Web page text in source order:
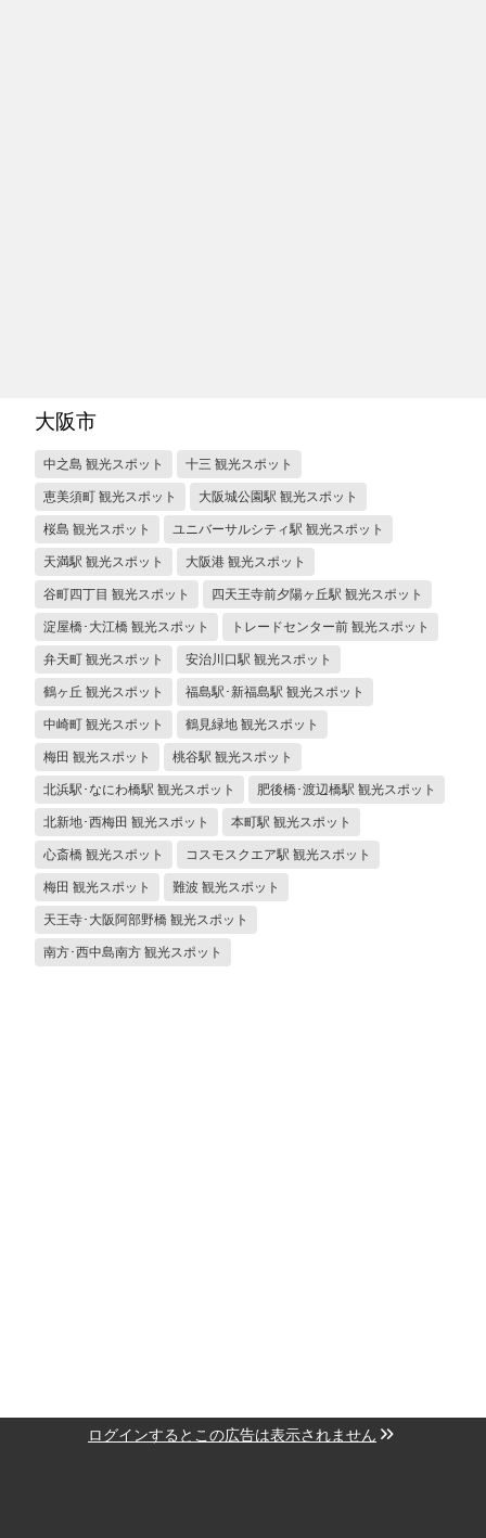
大阪市
中之島 観光スポット 十三 観光スポット
恵美須町 観光スポット 大阪城公園駅 観光スポット
桜島 観光スポット ユニバーサルシティ駅 観光スポット
天満駅 観光スポット 大阪港 観光スポット
谷町四丁目 観光スポット 四天王寺前夕陽ヶ丘駅 観光スポット
淀屋橋･大江橋 観光スポット トレードセンター前 観光スポット
弁天町 観光スポット 安治川口駅 観光スポット
鶴ヶ丘 観光スポット 福島駅･新福島駅 観光スポット
中崎町 観光スポット 鶴見緑地 観光スポット
梅田 観光スポット 桃谷駅 観光スポット
北浜駅･なにわ橋駅 観光スポット 肥後橋･渡辺橋駅 観光スポット
北新地･西梅田 観光スポット 本町駅 観光スポット
心斎橋 観光スポット コスモスクエア駅 観光スポット
梅田 観光スポット 難波 観光スポット
天王寺･大阪阿部野橋 観光スポット
南方･西中島南方 観光スポット
ログインするとこの広告は表示されません